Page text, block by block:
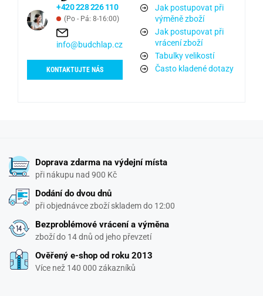
+420 228 226 110
(Po - Pá: 8-16:00)
info@budchlap.cz
KONTAKTUJTE NÁS
Jak postupovat při
výměně zboží
Jak postupovat při
vrácení zboží
Tabulky velikostí
Často kladené dotazy
Doprava zdarma na výdejní místa
při nákupu nad 900 Kč
Dodání do dvou dnů
při objednávce zboží skladem do 12:00
Bezproblémové vrácení a výměna
zboží do 14 dnů od jeho převzetí
Ověřený e-shop od roku 2013
Více než 140 000 zákazníků